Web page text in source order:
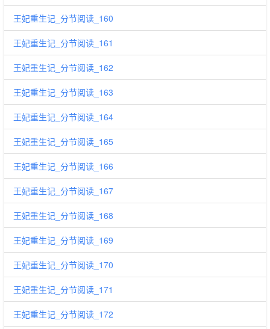
王妃重生记_分节阅读_160
王妃重生记_分节阅读_161
王妃重生记_分节阅读_162
王妃重生记_分节阅读_163
王妃重生记_分节阅读_164
王妃重生记_分节阅读_165
王妃重生记_分节阅读_166
王妃重生记_分节阅读_167
王妃重生记_分节阅读_168
王妃重生记_分节阅读_169
王妃重生记_分节阅读_170
王妃重生记_分节阅读_171
王妃重生记_分节阅读_172